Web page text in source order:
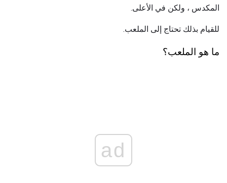
المكدس ، ولكن في الأعلى.
للقيام بذلك تحتاج إلى الملعب.
ما هو الملعب؟
ad